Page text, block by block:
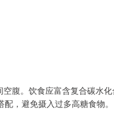
腹。饮食应富含复合碳水
，避免摄入过多高糖食物。